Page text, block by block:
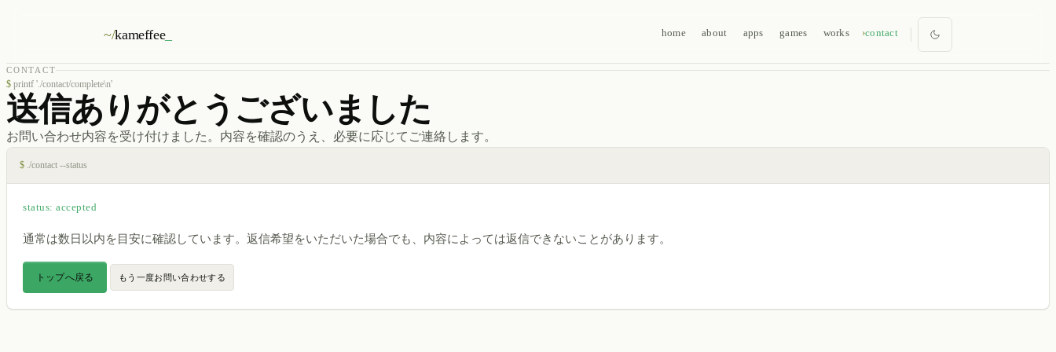
~/kameffee_ home about apps games works contact
CONTACT
$ printf './contact/complete\n'
送信ありがとうございました
お問い合わせ内容を受け付けました。内容を確認のうえ、必要に応じてご連絡します。
$ ./contact --status
status: accepted
通常は数日以内を目安に確認しています。返信希望をいただいた場合でも、内容によっては返信できないことがあります。
トップへ戻る もう一度お問い合わせする